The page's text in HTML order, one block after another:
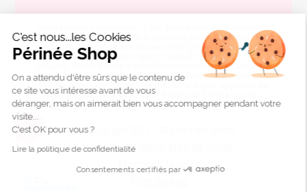
de muscler et de rééduquer le plancher pelvienpour éviter les
problèmes d'incontinence
, de pesanteur pelvienne, de manque
de sensations durant les rapports sexuels et de petites fuites
Périnée Shop
a sélectionné les meilleures solutions
pour la rééducation périnéale et pour l'auto-traitement de
l'incontinence à domicile :
biofeedback,cônes vaginaux
connectées etaccessoires pour exercices de Kegel.
Copyright 2011 © Périnée Shop
Conditions générales de vente
Mentions légales
C'est nous...les Cookies
Périnée Shop
On a attendu d'être sûrs que le contenu de
ce site vous intéresse avant de vous
déranger, mais on aimerait bien vous accompagner pendant votre
visite...
C'est OK pour vous ?
Lire la politique de confidentialité
Consentements certifiés par